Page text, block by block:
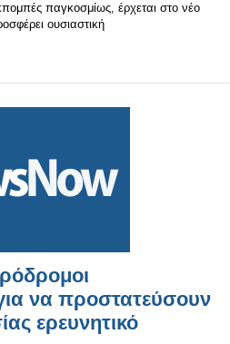
παγκοσμίως, έρχεται στο νέο
ουσιαστική
να προστατεύσουν
ερευνητικό